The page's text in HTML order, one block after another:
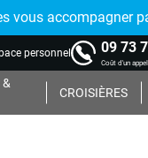
vous accompagner
personnel 09 73
Coût d'un
&
CROISIÈRES